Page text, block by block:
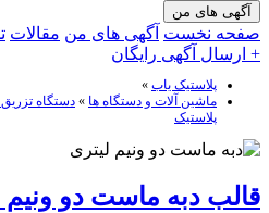
آگهی های من
صفحه نخست آگهی های من مقالات
+ ارسال آگهی رایگان
پلاستیک یاب »
ماشین آلات و دستگاه ها » دستگاه
پلاستیک
قالب دبه ماست دو ونیم